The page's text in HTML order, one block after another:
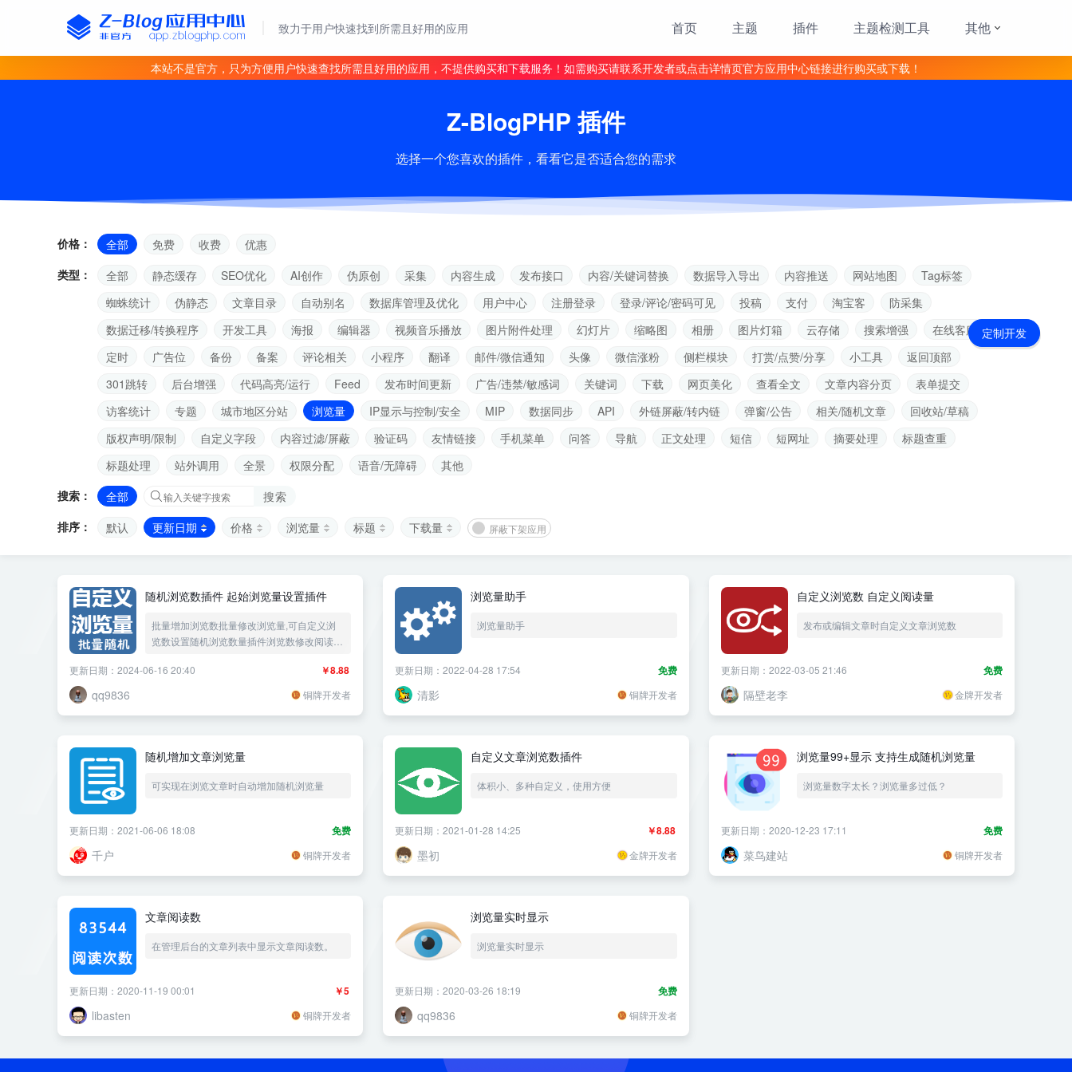
致力于用户快速找到所需且好用的应用 首页 主题 插件 主题检测工具 其他
本站不是官方，只为方便用户快速查找所需且好用的应用，不提供购买和下载服务！如需购买请联系开发者或点击详情页官方应用中心链接进行购买或下载！
Z-BlogPHP 插件
选择一个您喜欢的插件，看看它是否适合您的需求
价格： 全部 免费 收费
优惠
类型：
全部 静态缓存 SEO优化 AI创作 伪原创 采集 内容生成 发布接口 内容/关键词替换 数据导入导出 内容推送 网站地图
Tag标签
蜘蛛统计
伪静态 文章目录 自动别名 数据库管理及优化 用户中心 注册登录 登录/评论/密码可见 投稿 支付 淘宝客
防采集
数据迁移/转换程序
开发工具 海报 编辑器 视频音乐播放 图片附件处理 幻灯片 缩略图 相册 图片灯箱 云存储 搜索增强
在线客服
定时
广告位 备份 备案 评论相关 小程序 翻译 邮件/微信通知 头像 微信涨粉 侧栏模块 打赏/点赞/分享 小工具
返回顶部
301跳转
后台增强 代码高亮/运行 Feed 发布时间更新 广告/违禁/敏感词 关键词 下载 网页美化 查看全文 文章内容分页
表单提交
访客统计
专题 城市地区分站 浏览量 IP显示与控制/安全 MIP 数据同步 API 外链屏蔽/转内链 弹窗/公告 相关/随机文章
回收站/草稿
版权声明/限制
自定义字段 内容过滤/屏蔽 验证码 友情链接 手机菜单 问答 导航 正文处理 短信 短网址 摘要处理
标题查重
标题处理
站外调用 全景 权限分配 语音/无障碍
其他
搜索：
全部
搜索
排序：
默认 更新日期 价格 浏览量 标题 下载量 屏蔽下架应用
随机浏览数插件 起始浏览量设置插件
批量增加浏览数批量修改浏览量,可自定义浏
览数设置随机浏览数量插件浏览数修改阅读量
￥8.88
更新日期：2024-06-16 20:40
qq9836 铜牌开发者
浏览量助手
浏览量助手
免费
更新日期：2022-04-28 17:54
清影 铜牌开发者
自定义浏览数 自定义阅读量
发布或编辑文章时自定义文章浏览数
免费
更新日期：2022-03-05 21:46
隔壁老李 金牌开发者
随机增加文章浏览量
可实现在浏览文章时自动增加随机浏览量
免费
更新日期：2021-06-06 18:08
千户 铜牌开发者
自定义文章浏览数插件
体积小、多种自定义，使用方便
￥8.88
更新日期：2021-01-28 14:25
墨初 金牌开发者
浏览量99+显示 支持生成随机浏览量
浏览量数字太长？浏览量多过低？
免费
更新日期：2020-12-23 17:11
菜鸟建站 铜牌开发者
文章阅读数
在管理后台的文章列表中显示文章阅读数。
￥5
更新日期：2020-11-19 00:01
libasten 铜牌开发者
浏览量实时显示
浏览量实时显示
免费
更新日期：2020-03-26 18:19
qq9836 铜牌开发者
定制开发